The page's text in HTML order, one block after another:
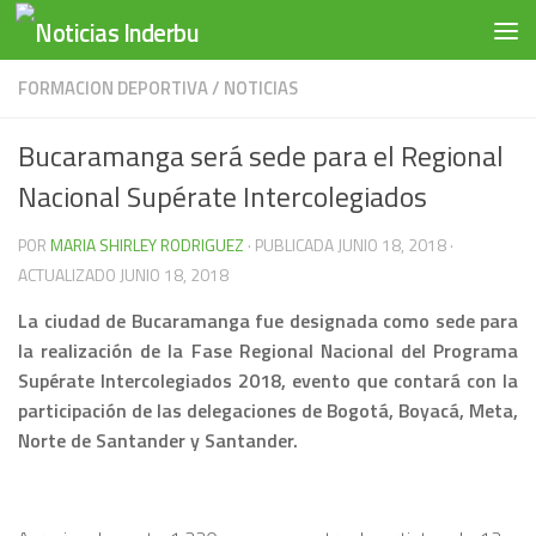
Saltar al contenido
FORMACION DEPORTIVA/ NOTICIAS
Bucaramanga será sede para el Regional
Nacional Supérate Intercolegiados
PORMARIA SHIRLEY RODRIGUEZ · PUBLICADAJUNIO 18, 2018·
ACTUALIZADO JUNIO 18, 2018
La ciudad de Bucaramanga fue designada como sede para
la realización de la Fase Regional Nacional del Programa
Supérate Intercolegiados 2018, evento que contará con la
participación de las delegaciones de Bogotá, Boyacá, Meta,
Norte de Santander y Santander.